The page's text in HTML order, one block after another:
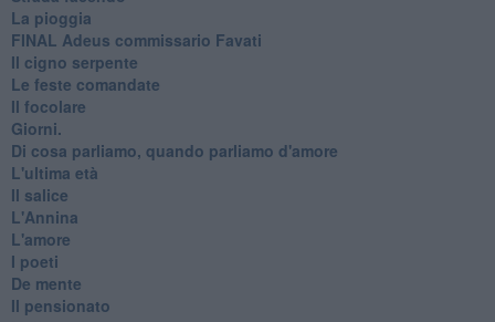
La pioggia
FINAL Adeus commissario Favati
Il cigno serpente
Le feste comandate
Il focolare
Giorni.
Di cosa parliamo, quando parliamo d'amore
L'ultima età
Il salice
L'Annina
L'amore
I poeti
De mente
Il pensionato